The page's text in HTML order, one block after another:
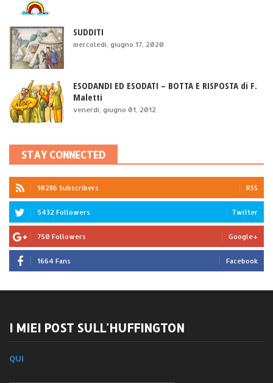
SUDDITI
mercoledì, giugno 17, 2020
ESODANDI ED ESODATI – BOTTA E RISPOSTA di F.
Maletti
venerdì, giugno 01, 2012
STAY CONNECTED
10286 Subscribers RSS
5432 Followers Twitter
750 Followers Google+
1664 Fans Facebook
I MIEI POST SULL'HUFFINGTON
QUI